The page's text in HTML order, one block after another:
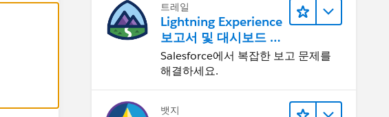
트레일
Lightning Experience
보고서 및 대시보드 살
펴보기
Salesforce에서 복잡한 보고 문제를
해결하세요.
뱃지